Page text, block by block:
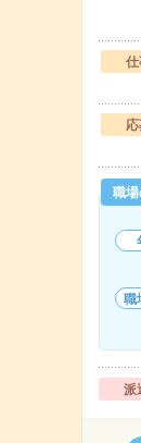
職
職
派